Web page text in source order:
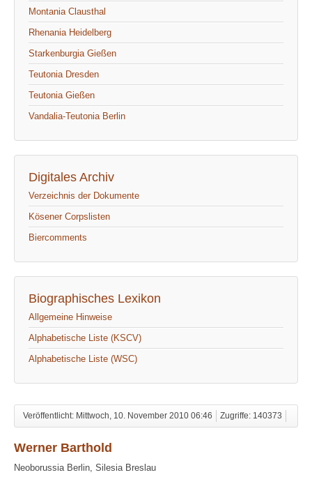
Montania Clausthal
Rhenania Heidelberg
Starkenburgia Gießen
Teutonia Dresden
Teutonia Gießen
Vandalia-Teutonia Berlin
Digitales Archiv
Verzeichnis der Dokumente
Kösener Corpslisten
Biercomments
Biographisches Lexikon
Allgemeine Hinweise
Alphabetische Liste (KSCV)
Alphabetische Liste (WSC)
Veröffentlicht: Mittwoch, 10. November 2010 06:46 Zugriffe: 140373
Werner Barthold
Neoborussia Berlin, Silesia Breslau